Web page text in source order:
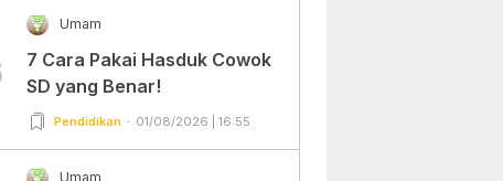
Umam
7 Cara Pakai Hasduk Cowok
SD yang Benar!
Pendidikan 01/08/2026 | 16:55
Umam